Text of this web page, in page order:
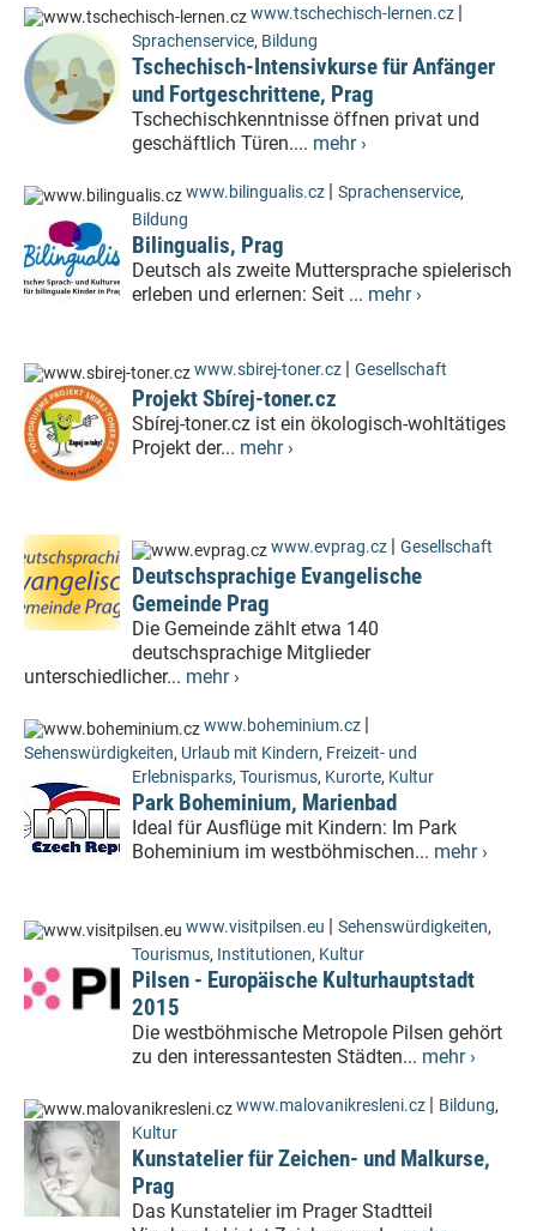
www.tschechisch-lernen.cz |
Sprachenservice, Bildung
Tschechisch-Intensivkurse für Anfänger
und Fortgeschrittene, Prag
Tschechischkenntnisse öffnen privat und
geschäftlich Türen.... mehr ›
www.bilingualis.cz | Sprachenservice,
Bildung
Bilingualis, Prag
Deutsch als zweite Muttersprache spielerisch
erleben und erlernen: Seit ... mehr ›
www.sbirej-toner.cz | Gesellschaft
Projekt Sbírej-toner.cz
Sbírej-toner.cz ist ein ökologisch-wohltätiges
Projekt der... mehr ›
www.evprag.cz | Gesellschaft
Deutschsprachige Evangelische
Gemeinde Prag
Die Gemeinde zählt etwa 140
deutschsprachige Mitglieder
unterschiedlicher... mehr ›
www.boheminium.cz |
Sehenswürdigkeiten, Urlaub mit Kindern, Freizeit- und
Erlebnisparks, Tourismus, Kurorte, Kultur
Park Boheminium, Marienbad
Ideal für Ausflüge mit Kindern: Im Park
Boheminium im westböhmischen... mehr ›
www.visitpilsen.eu | Sehenswürdigkeiten,
Tourismus, Institutionen, Kultur
Pilsen - Europäische Kulturhauptstadt
2015
Die westböhmische Metropole Pilsen gehört
zu den interessantesten Städten... mehr ›
www.malovanikresleni.cz | Bildung,
Kultur
Kunstatelier für Zeichen- und Malkurse,
Prag
Das Kunstatelier im Prager Stadtteil